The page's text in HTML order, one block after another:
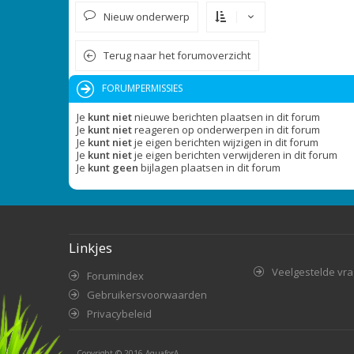
Nieuw onderwerp
Terug naar het forumoverzicht
FORUMPERMISSIES
Je kunt nietnieuwe berichten plaatsen in dit forum
Je kunt nietreageren op onderwerpen in dit forum
Je kunt nietje eigen berichten wijzigen in dit forum
Je kunt nietje eigen berichten verwijderen in dit forum
Je kunt geen bijlagen plaatsen in dit forum
Linkjes
Forumindex
Gebruikersvoorwaarden
Privacybeleid
Veelgestelde